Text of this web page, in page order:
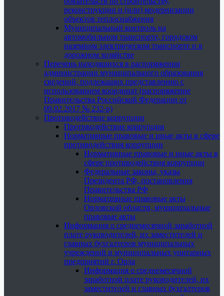
реконструкции и (или) модернизации
объектов теплоснабжения
Муниципальный контроль на
автомобильном транспорте, городском
наземном электрическом транспорте и в
дорожном хозяйстве
Перечень находящихся в распоряжении
администрации муниципального образования
сведений, подлежащих представлению с
использованием координат (распоряжение
Правительства Российской Федерации от
09.02.2017 № 232-р)
Противодействие коррупции
Противодействие коррупции
Нормативные правовые и иные акты в сфере
противодействия коррупции
Нормативные правовые и иные акты в
сфере противодействия коррупции
Федеральные законы, указы
Президента РФ, постановления
Правительства РФ
Нормативные правовые акты
Орловской области, муниципальные
правовые акты
Информация о среднемесячной заработной
плате руководителей, их заместителей и
главных бухгалтеров муниципальных
учреждений и муниципальных унитарных
предприятий г. Орла
Информация о среднемесячной
заработной плате руководителей, их
заместителей и главных бухгалтеров